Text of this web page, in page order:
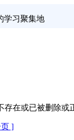
学习聚集地
存在或已被删除或
]